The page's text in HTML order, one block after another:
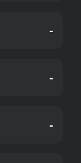
-
-
-